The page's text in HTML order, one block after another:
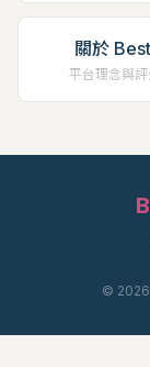
關於
平台理念與
© 2026